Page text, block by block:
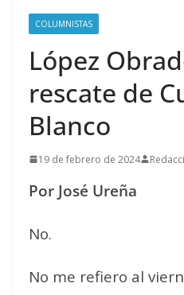
COLUMNISTAS
López
rescate de
Blanco
19 de febrero de 2024
Por José Ureña
No.
No me refiero al